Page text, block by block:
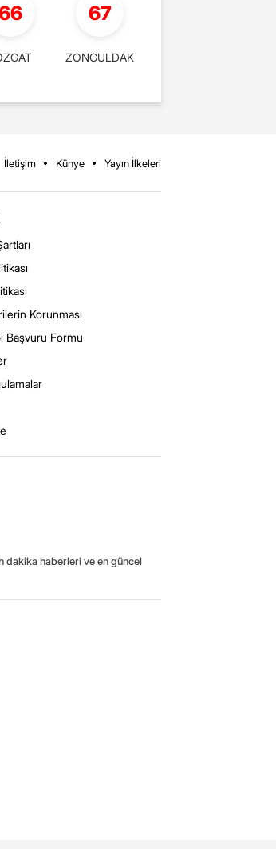
67
ZONGULDAK
İletişim Künye Yayın İlkeleri
Korunması
Başvuru Formu
dakika haberleri ve en güncel